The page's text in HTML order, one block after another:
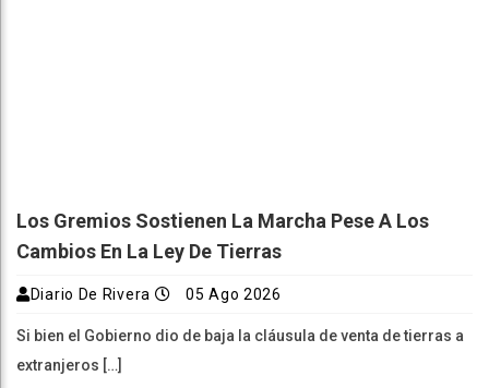
Los Gremios Sostienen La Marcha Pese A Los
Cambios En La Ley De Tierras
Diario De Rivera 05 Ago 2026
Si bien el Gobierno dio de baja la cláusula de venta de tierras a
extranjeros […]